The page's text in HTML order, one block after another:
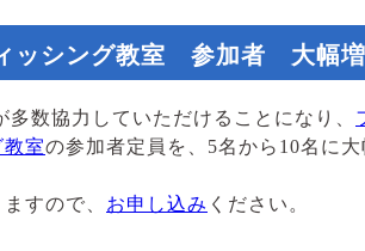
ッシング教室 参加者 大幅
数協力していただけることになり、
室の参加者定員を、5名から10名に大
すので、 お申し込み ください。